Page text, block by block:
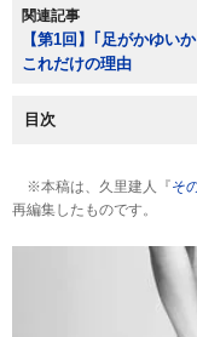
関連記事
【第1回】｢足がかゆい
これだけの理由
目次
※本稿は、久里建人『そ
再編集したものです。